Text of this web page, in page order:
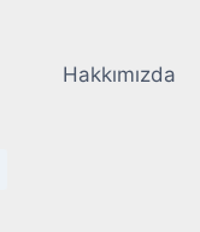
Hakkımızda